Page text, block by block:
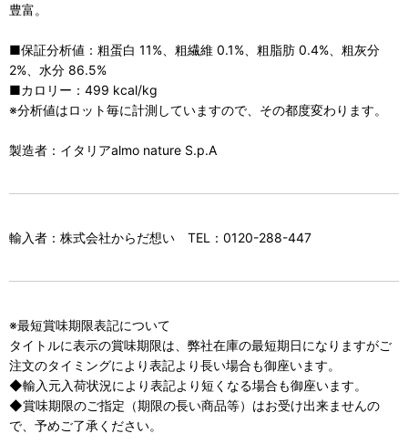
豊富。
■保証分析値：粗蛋白 11%、粗繊維 0.1%、粗脂肪 0.4%、粗灰分
2%、水分 86.5%
■カロリー：499 kcal/kg
※分析値はロット毎に計測していますので、その都度変わります。
製造者：イタリアalmo nature S.p.A
輸入者：株式会社からだ想い TEL：0120-288-447
※最短賞味期限表記について
タイトルに表示の賞味期限は、弊社在庫の最短期日になりますがご
注文のタイミングにより表記より長い場合も御座います。
◆輸入元入荷状況により表記より短くなる場合も御座います。
◆賞味期限のご指定（期限の長い商品等）はお受け出来ませんの
で、予めご了承ください。